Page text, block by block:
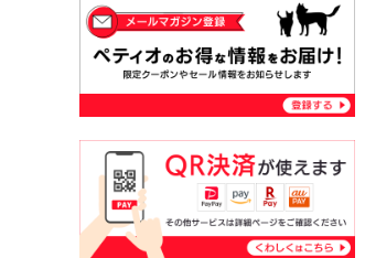
首輪・ハーネス・リード
替え・交換パーツ
アパレル
小型犬にオススメ